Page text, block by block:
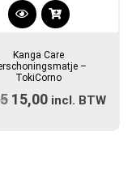
Kanga Care
–
TokiCorno
Oorspronkelijke
15,00Huidige
incl. BTW